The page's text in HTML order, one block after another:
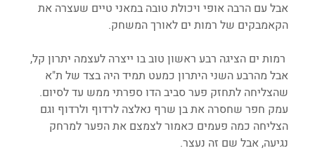
אבל עם הרבה אופי ויכולת טובה במאני טיים שעצרה את
הקאמבקים של רמות ים לאורך המשחק.
רמות ים הציגה רבע ראשון טוב בו ייצרה לעצמה יתרון קל,
אבל מהרבע השני היתרון כמעט תמיד היה בצד של ת"א
שהצליחה לתחזק פער סביב הדו ספרתי ממש עד לסיום.
עמק חפר שחסרה את בן שרף נאלצה לרדוף ולרדוף וגם
הצליחה כמה פעמים כאמור לצמצם את הפער למרחק
נגיעה, אבל שם זה נעצר.